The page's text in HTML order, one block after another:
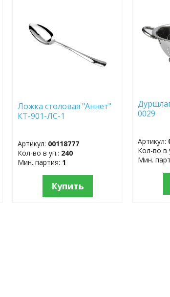
Ложка столовая "Аннет"
КТ-901-ЛС-1
Артикул: 00118777
Кол-во в уп.: 240
Мин. партия: 1
Купить
0029
Артикул:
Кол-во в
Мин.